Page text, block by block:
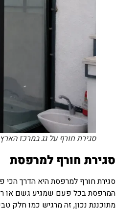
סגירת חורף על גג במרכז הארץ
סגירת חורף למרפסת
סגירת חורף למרפסת היא הדרך
המרפסת בכל פעם שמגיע גשם או
מתוכננת נכון, זה מרגיש כמו חלק